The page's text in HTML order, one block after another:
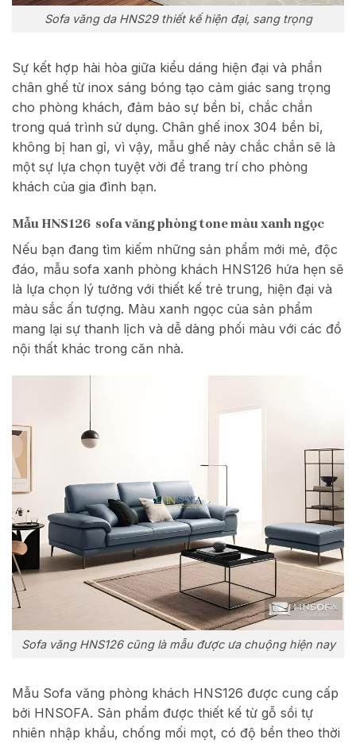
Sofa văng da HNS29 thiết kế hiện đại, sang trọng
Sự kết hợp hài hòa giữa kiểu dáng hiện đại và phần
chân ghế từ inox sáng bóng tạo cảm giác sang trọng
cho phòng khách, đảm bảo sự bền bỉ, chắc chắn
trong quá trình sử dụng. Chân ghế inox 304 bền bỉ,
không bị han gỉ, vì vậy, mẫu ghế này chắc chắn sẽ là
một sự lựa chọn tuyệt vời để trang trí cho phòng
khách của gia đình bạn.
Mẫu HNS126 sofa văng phòng tone màu xanh ngọc
Nếu bạn đang tìm kiếm những sản phẩm mới mẻ, độc
đáo, mẫu sofa xanh phòng khách HNS126 hứa hẹn sẽ
là lựa chọn lý tưởng với thiết kế trẻ trung, hiện đại và
màu sắc ấn tượng. Màu xanh ngọc của sản phẩm
mang lại sự thanh lịch và dễ dàng phối màu với các đồ
nội thất khác trong căn nhà.
Sofa văng HNS126 cũng là mẫu được ưa chuộng hiện nay
Mẫu Sofa văng phòng khách HNS126 được cung cấp
bởi HNSOFA. Sản phẩm được thiết kế từ gỗ sồi tự
nhiên nhập khẩu, chống mối mọt, có độ bền theo thời